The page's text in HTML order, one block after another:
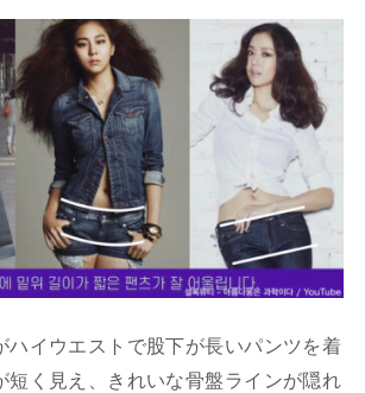
ハイウエストで股下が長いパンツを着
短く見え、きれいな骨盤ラインが隠れ